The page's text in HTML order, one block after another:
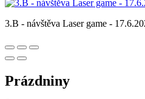
3.B - návštěva Laser game -
Prázdniny